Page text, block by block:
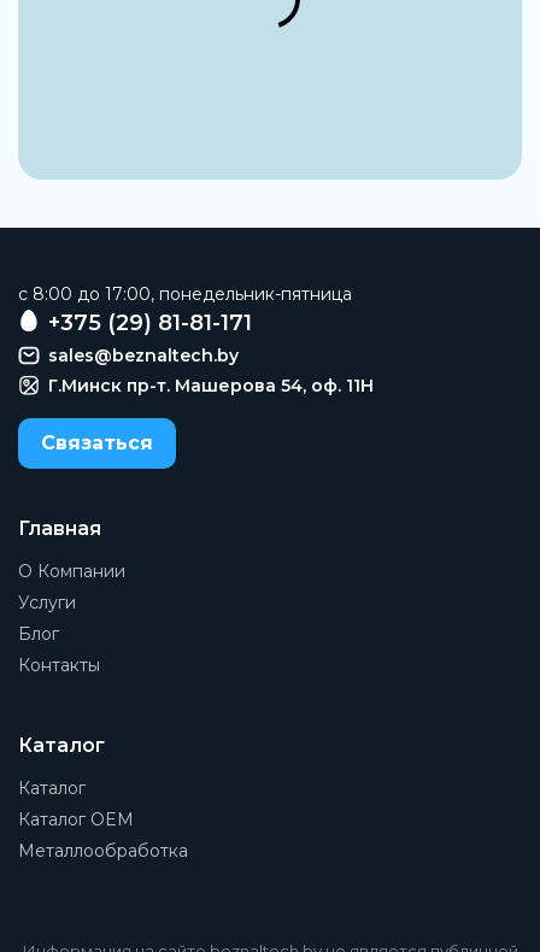
c 8:00 до 17:00, понедельник-пятница
+375 (29) 81-81-171
sales@beznaltech.by
Г.Минск пр-т. Машерова 54, оф. 11H
Связаться
Главная
О Компании
Услуги
Блог
Контакты
Каталог
Каталог
Каталог OEM
Металлообработка